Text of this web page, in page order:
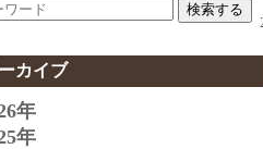
検索する
カイブ
年
年